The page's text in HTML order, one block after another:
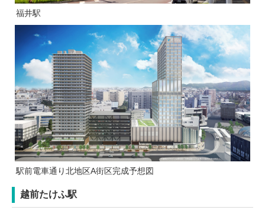
福井駅
駅前電車通り北地区A街区完成予想図
越前たけふ駅